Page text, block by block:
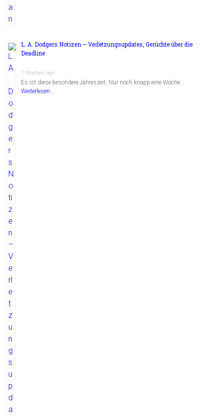
L. A. Dodgers Notizen – Verletzungsupdates, Gerüchte über die
Deadline
2 Wochen ago
Es ist diese besondere Jahreszeit. Nur noch knapp eine Woche …
Weiterlesen...